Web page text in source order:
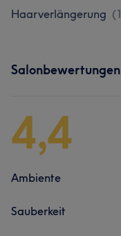
Haarverlängerung (1
Salonbewertungen
4,4
Ambiente
Sauberkeit